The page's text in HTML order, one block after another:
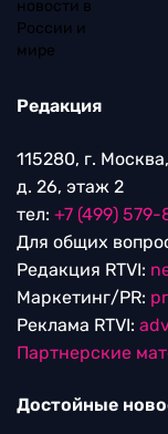
Редакция
115280, г.
д. 26, этаж 2
тел: +7 (499)
Для общих
Редакция RTVI:
Маркетинг/PR:
Реклама RTVI:
Партнерские
Достойные